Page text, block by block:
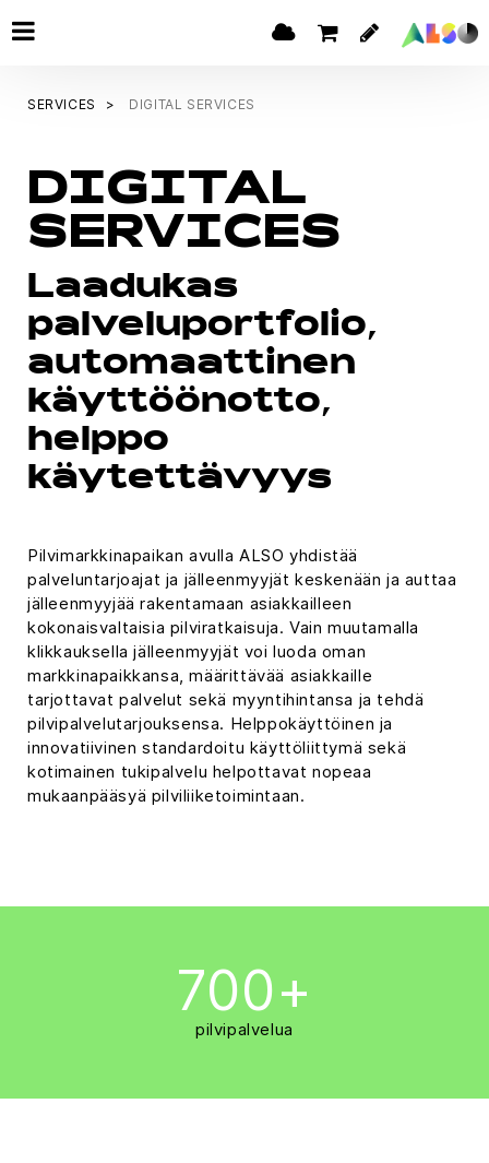
SERVICES DIGITAL SERVICES
DIGITAL
SERVICES
Laadukas
palveluportfolio,
automaattinen
käyttöönotto,
helppo
käytettävyys
Pilvimarkkinapaikan avulla ALSO yhdistää
palveluntarjoajat ja jälleenmyyjät keskenään ja auttaa
jälleenmyyjää rakentamaan asiakkailleen
kokonaisvaltaisia pilviratkaisuja. Vain muutamalla
klikkauksella jälleenmyyjät voi luoda oman
markkinapaikkansa, määrittävää asiakkaille
tarjottavat palvelut sekä myyntihintansa ja tehdä
pilvipalvelutarjouksensa. Helppokäyttöinen ja
innovatiivinen standardoitu käyttöliittymä sekä
kotimainen tukipalvelu helpottavat nopeaa
mukaanpääsyä pilviliiketoimintaan.
700+
pilvipalvelua